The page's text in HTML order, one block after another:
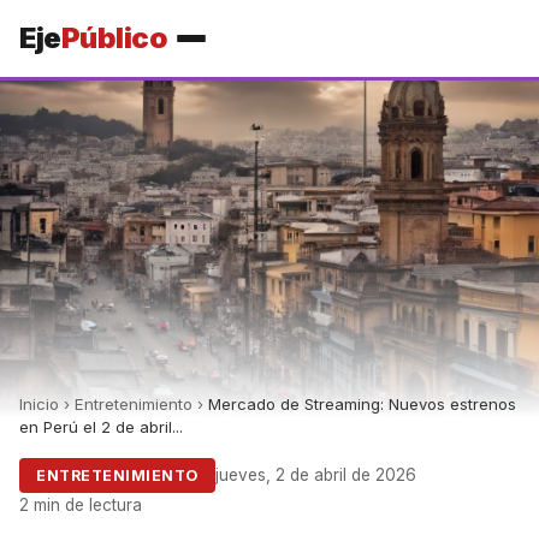
EjePúblico
Inicio › Entretenimiento › Mercado de Streaming: Nuevos estrenos
en Perú el 2 de abril...
ENTRETENIMIENTO
jueves, 2 de abril de 2026
2 min de lectura